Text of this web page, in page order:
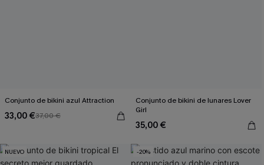
Conjunto de bikini azul Attraction
33,00 €37,00 €
Conjunto de bikini de lunares Lover
Girl
35,00 €
NUEVO -20%